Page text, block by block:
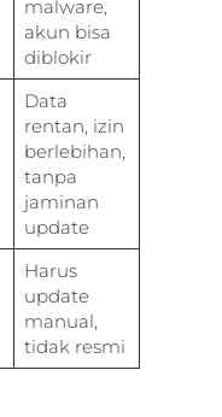
malware,
akun bisa
diblokir
Data
rentan, izin
berlebihan,
tanpa
jaminan
update
Harus
update
manual,
tidak resmi